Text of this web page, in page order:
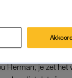
om een
toch de slimste
Herman, je zet het